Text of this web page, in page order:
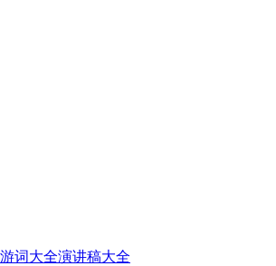
词大全演讲稿大全